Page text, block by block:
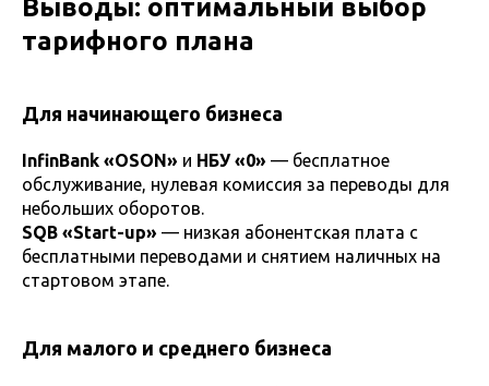
Выводы: оптимальный выбор
тарифного плана
Для начинающего бизнеса
InfinBank «OSON» и НБУ «0» — бесплатное
обслуживание, нулевая комиссия за переводы для
небольших оборотов.
SQB «Start-up» — низкая абонентская плата с
бесплатными переводами и снятием наличных на
стартовом этапе.
Для малого и среднего бизнеса